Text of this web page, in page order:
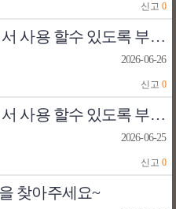
신고 0
할수 있도록 부탁합니다.
2026-06-26
신고 0
할수 있도록 부탁합니다.
2026-06-25
신고 0
찾아주세요~